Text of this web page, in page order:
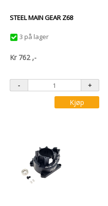
STEEL MAIN GEAR Z68
3 på lager
Kr 762 ,-
Kjøp